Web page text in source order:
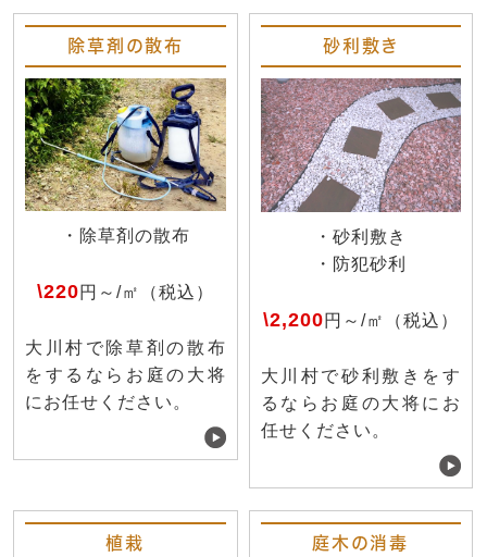
除草剤の散布
・除草剤の散布
\220円～/㎡（税込）
大川村で除草剤の散布
をするならお庭の大将
にお任せください。
砂利敷き
・砂利敷き
・防犯砂利
\2,200円～/㎡（税込）
大川村で砂利敷きをす
るならお庭の大将にお
任せください。
植栽 庭木の消毒